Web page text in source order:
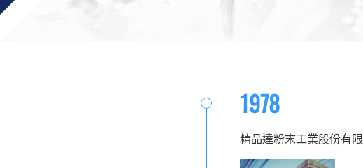
1978
精品達粉末工業股份有